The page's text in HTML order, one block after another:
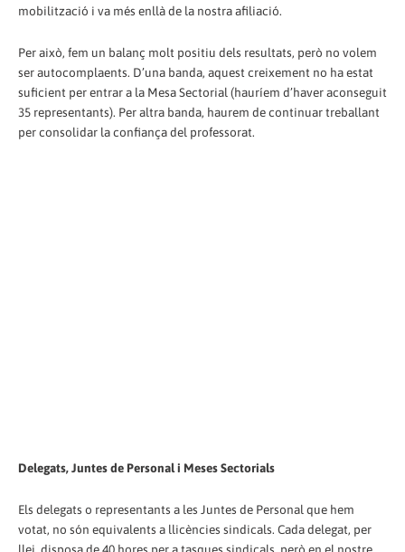
mobilització i va més enllà de la nostra afiliació.
Per això, fem un balanç molt positiu dels resultats, però no volem
ser autocomplaents. D’una banda, aquest creixement no ha estat
suficient per entrar a la Mesa Sectorial (hauríem d’haver aconseguit
35 representants). Per altra banda, haurem de continuar treballant
per consolidar la confiança del professorat.
Delegats, Juntes de Personal i Meses Sectorials
Els delegats o representants a les Juntes de Personal que hem
votat, no són equivalents a llicències sindicals. Cada delegat, per